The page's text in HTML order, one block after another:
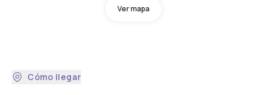
Ver mapa
Cómo llegar